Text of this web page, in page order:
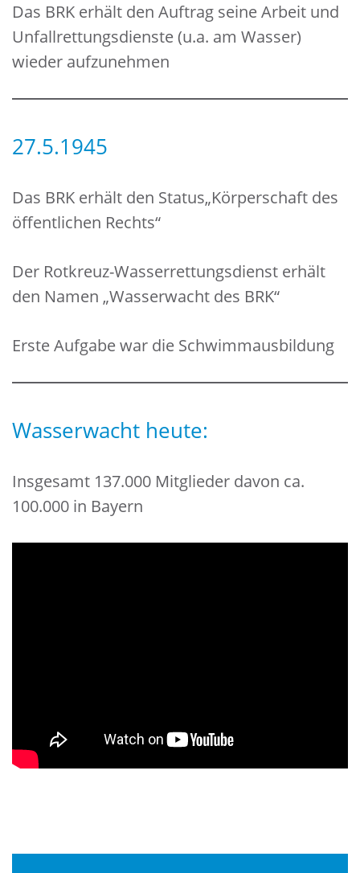
Das BRK erhält den Auftrag seine Arbeit und
Unfallrettungsdienste (u.a. am Wasser)
wieder aufzunehmen
27.5.1945
Das BRK erhält den Status„Körperschaft des
öffentlichen Rechts“
Der Rotkreuz-Wasserrettungsdienst erhält
den Namen „Wasserwacht des BRK“
Erste Aufgabe war die Schwimmausbildung
Wasserwacht heute:
Insgesamt 137.000 Mitglieder davon ca.
100.000 in Bayern